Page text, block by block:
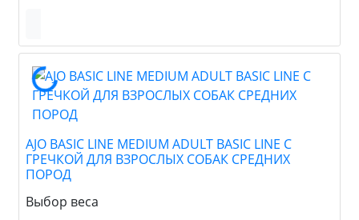
AJO BASIC LINE MEDIUM ADULT BASIC LINE С
ГРЕЧКОЙ ДЛЯ ВЗРОСЛЫХ СОБАК СРЕДНИХ
ПОРОД
Выбор веса